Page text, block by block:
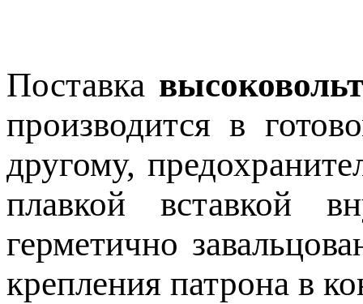
Поставка
производится в
другому,
плавкой вставкой
герметично
крепления патрона в